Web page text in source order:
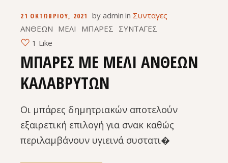
21 ΟΚΤΩΒΡΊΟΥ, 2021 by admin in Συνταγες
ΑΝΘΕΩΝ ΜΕΛΙ ΜΠΑΡΕΣ
ΣΥΝΤΑΓΕΣ
1 Like
ΜΠΑΡΕΣ ΜΕ ΜΕΛΙ ΑΝΘΕΩΝ
ΚΑΛΑΒΡΥΤΩΝ
Οι μπάρες δημητριακών αποτελούν
εξαιρετική επιλογή για σνακ καθώς
περιλαμβάνουν υγιεινά συστατι�